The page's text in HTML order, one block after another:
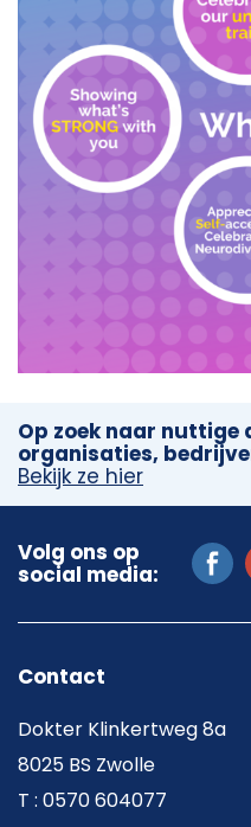
Op zoek naar nuttige
organisaties,
Bekijk ze hier
Volg ons op
social media:
Contact
Dokter Klinkertweg 8a
8025 BS Zwolle
T : 0570 604077